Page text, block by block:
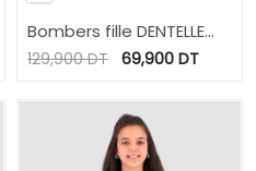
Bombers fille DENTELLE
BERBERE
129,900DT 69,900 DT